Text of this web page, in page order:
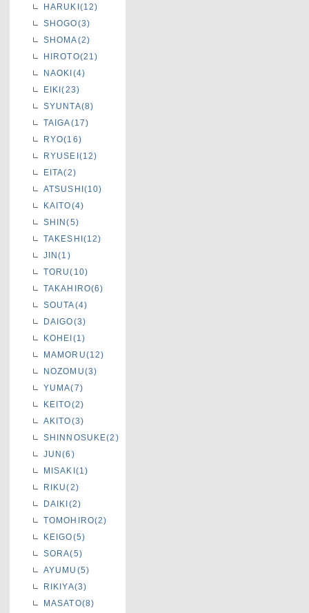
HARUKI(12)
SHOGO(3)
SHOMA(2)
HIROTO(21)
NAOKI(4)
EIKI(23)
SYUNTA(8)
TAIGA(17)
RYO(16)
RYUSEI(12)
EITA(2)
ATSUSHI(10)
KAITO(4)
SHIN(5)
TAKESHI(12)
JIN(1)
TORU(10)
TAKAHIRO(6)
SOUTA(4)
DAIGO(3)
KOHEI(1)
MAMORU(12)
NOZOMU(3)
YUMA(7)
KEITO(2)
AKITO(3)
SHINNOSUKE(2)
JUN(6)
MISAKI(1)
RIKU(2)
DAIKI(2)
TOMOHIRO(2)
KEIGO(5)
SORA(5)
AYUMU(5)
RIKIYA(3)
MASATO(8)